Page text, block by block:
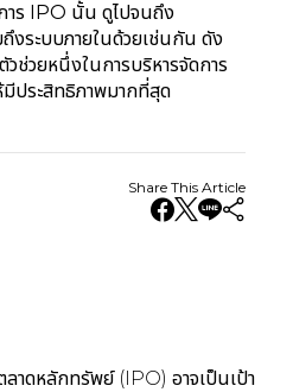
าร IPO นั้น ดูไปจนถึง
งระบบภายในด้วยเช่นกัน ดัง
ช่วยหนึ่งในการบริหารจัดการ
ประสิทธิภาพมากที่สุด
Share This Article
ลาดหลักทรัพย์ (IPO) อาจเป็นเป้า